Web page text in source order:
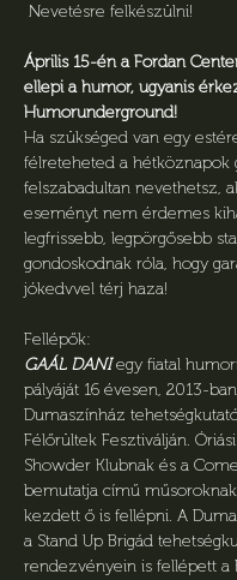
Nevetésre felkészülni!
Április 15-én a Fordan
ellepi a humor, ugyanis
Humorunderground!
Ha szükséged van egy
félreteheted a hétköznapok
felszabadultan nevethetsz,
eseményt nem érdemes
legfrissebb, legpörgősebb
gondoskodnak róla, hogy
jókedvvel térj haza!
Fellépők:
GAÁL DANI egy fiatal
pályáját 16 évesen, 2013-
Dumaszínház
Félőrültek Fesztiválján.
Showder Klubnak és a
bemutatja című
kezdett ő is fellépni. A
a Stand Up Brigád
rendezvényein is fellépett a